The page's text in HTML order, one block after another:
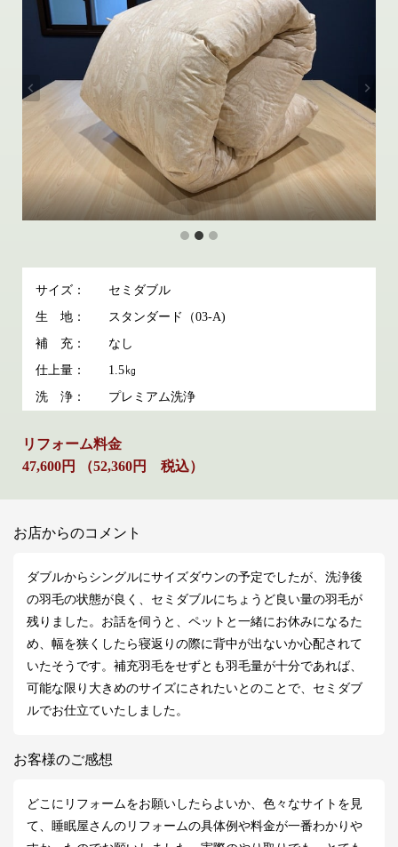
サイズ：
セミダブル
生 地：
スタンダード（03-A)
補 充：
なし
仕上量：
1.5㎏
洗 浄：
プレミアム洗浄
リフォーム料金
47,600円 （52,360円 税込）
お店からのコメント
ダブルからシングルにサイズダウンの予定でしたが、洗浄後
の羽毛の状態が良く、セミダブルにちょうど良い量の羽毛が
残りました。お話を伺うと、ペットと一緒にお休みになるた
め、幅を狭くしたら寝返りの際に背中が出ないか心配されて
いたそうです。補充羽毛をせずとも羽毛量が十分であれば、
可能な限り大きめのサイズにされたいとのことで、セミダブ
ルでお仕立ていたしました。
お客様のご感想
どこにリフォームをお願いしたらよいか、色々なサイトを見
て、睡眠屋さんのリフォームの具体例や料金が一番わかりや